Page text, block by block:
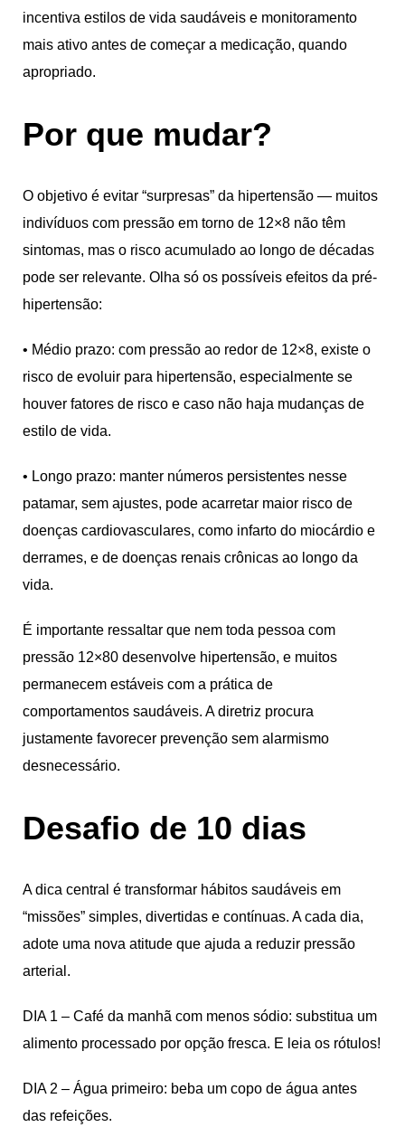
incentiva estilos de vida saudáveis e monitoramento
mais ativo antes de começar a medicação, quando
apropriado.
Por que mudar?
O objetivo é evitar “surpresas” da hipertensão — muitos
indivíduos com pressão em torno de 12×8 não têm
sintomas, mas o risco acumulado ao longo de décadas
pode ser relevante. Olha só os possíveis efeitos da pré-
hipertensão:
• Médio prazo: com pressão ao redor de 12×8, existe o
risco de evoluir para hipertensão, especialmente se
houver fatores de risco e caso não haja mudanças de
estilo de vida.
• Longo prazo: manter números persistentes nesse
patamar, sem ajustes, pode acarretar maior risco de
doenças cardiovasculares, como infarto do miocárdio e
derrames, e de doenças renais crônicas ao longo da
vida.
É importante ressaltar que nem toda pessoa com
pressão 12×80 desenvolve hipertensão, e muitos
permanecem estáveis com a prática de
comportamentos saudáveis. A diretriz procura
justamente favorecer prevenção sem alarmismo
desnecessário.
Desafio de 10 dias
A dica central é transformar hábitos saudáveis em
“missões” simples, divertidas e contínuas. A cada dia,
adote uma nova atitude que ajuda a reduzir pressão
arterial.
DIA 1 – Café da manhã com menos sódio: substitua um
alimento processado por opção fresca. E leia os rótulos!
DIA 2 – Água primeiro: beba um copo de água antes
das refeições.